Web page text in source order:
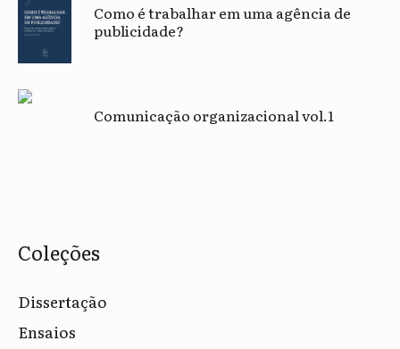
Como é trabalhar em uma agência de
publicidade?
Comunicação organizacional vol.1
Coleções
Dissertação
Ensaios